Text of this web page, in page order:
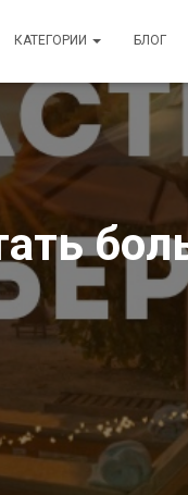
КАТЕГОРИИ БЛОГ